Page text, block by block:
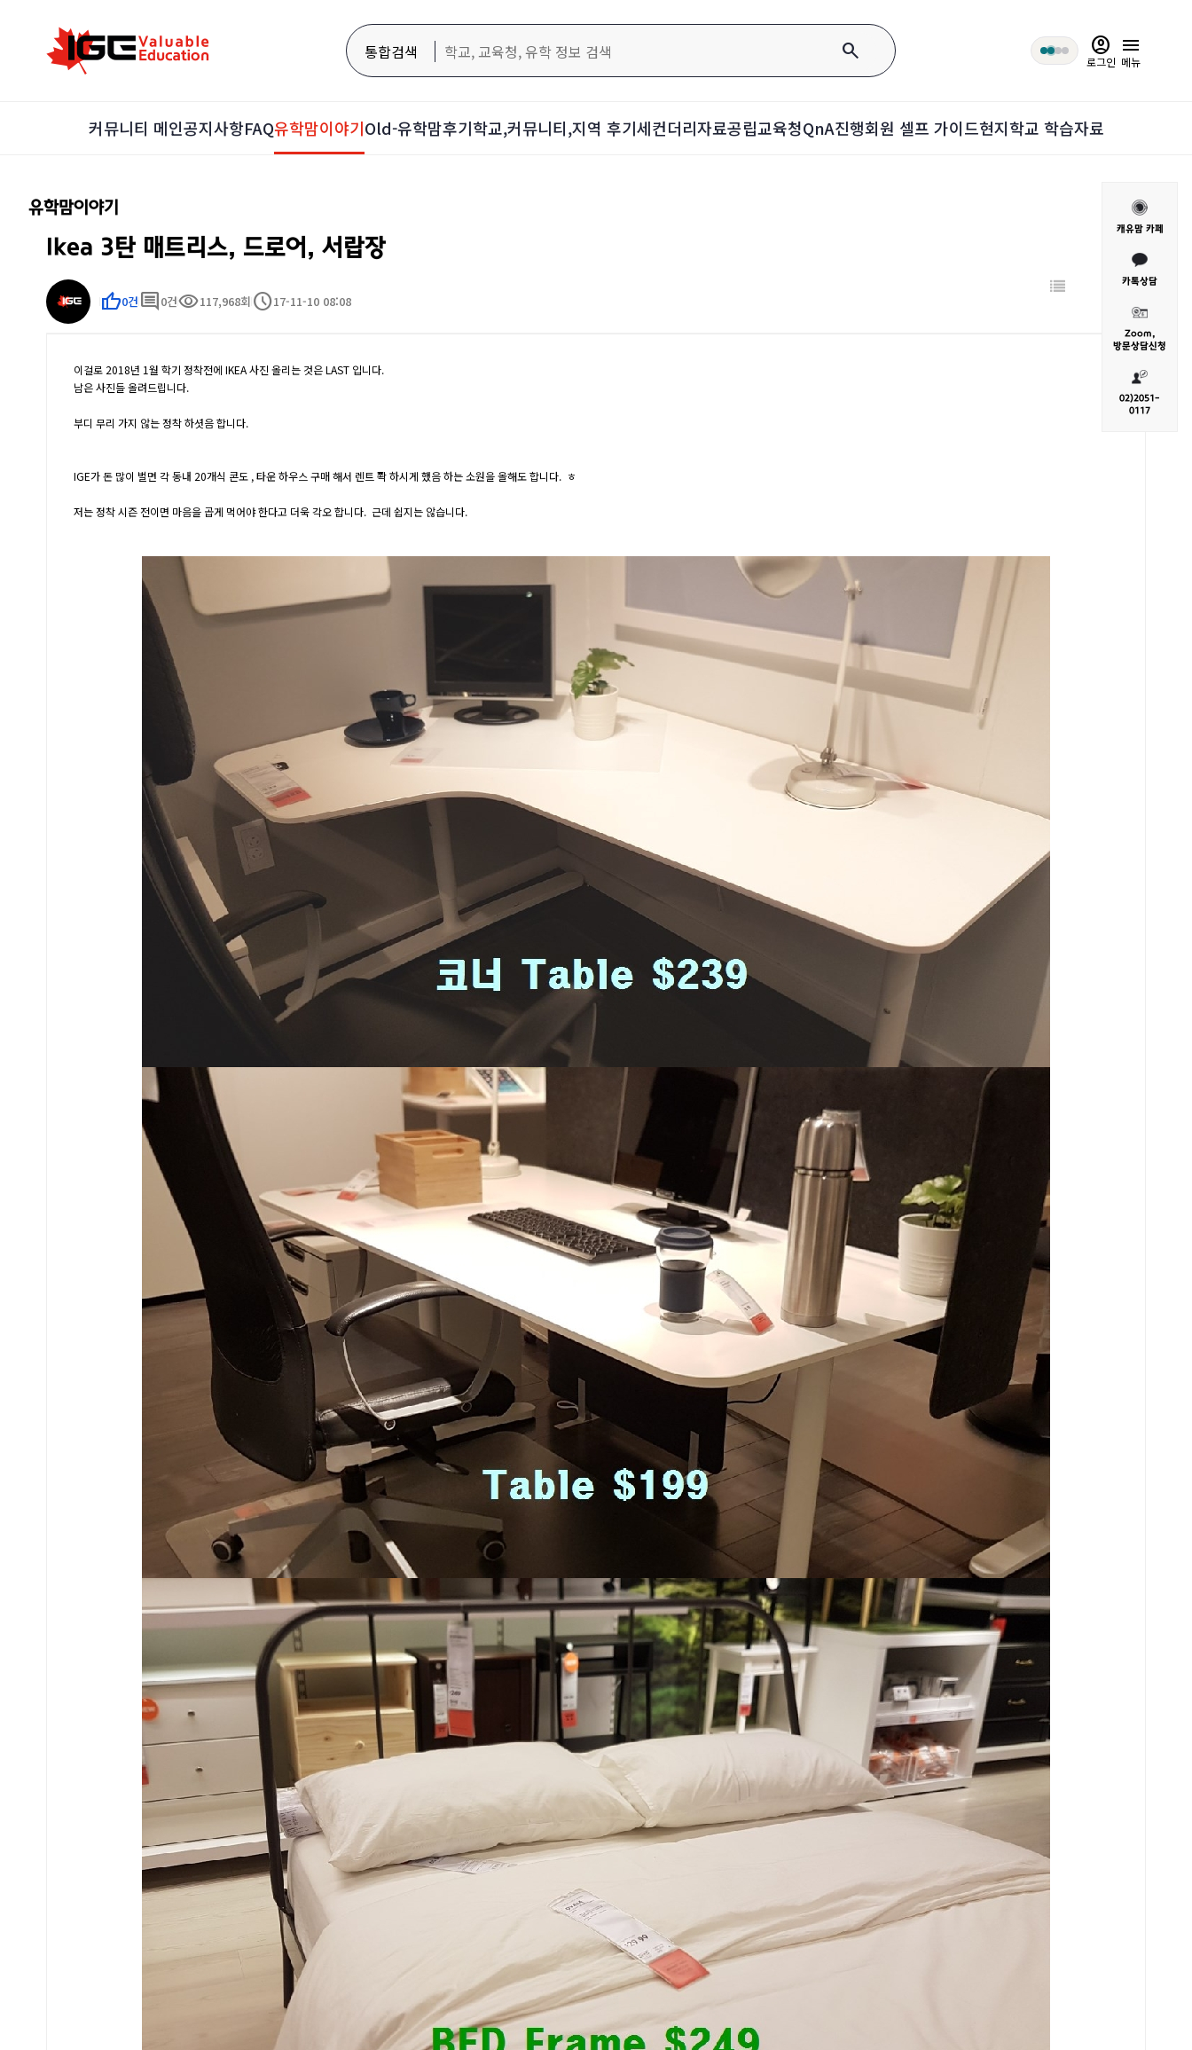
통합검색 search account_circle
로그인
menu
메뉴
커뮤니티 메인공지사항FAQ유학맘이야기Old-유학맘후기학교,커뮤니티,지역 후기세컨더리자료공립교육청QnA진행회원 셀프 가이드현지학교 학습자료
유학맘이야기
Ikea 3탄 매트리스, 드로어, 서랍장
thumb_up0건 comment 0건visibility117,968회 schedule17-11-10 08:08
이걸로 2018년 1월 학기 정착전에 IKEA 사진 올리는 것은 LAST 입니다.
남은 사진들 올려드립니다.
부디 무리 가지 않는 정착 하셧음 합니다.
IGE가 돈 많이 벌면 각 동내 20개식 콘도 , 타운 하우스 구매 해서 렌트 쫙 하시게 했음 하는 소원을 올해도 합니다. ㅎ
저는 정착 시즌 전이면 마음을 곱게 먹어야 한다고 더욱 각오 합니다. 근데 쉽지는 않습니다.
캐유맘 카페
카톡상담
Zoom,
방문상담신청
02)2051-
0117